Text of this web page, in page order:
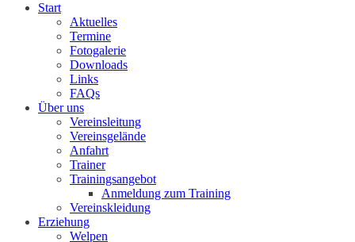
Start
Aktuelles
Termine
Fotogalerie
Downloads
Links
FAQs
Über uns
Vereinsleitung
Vereinsgelände
Anfahrt
Trainer
Trainingsangebot
Anmeldung zum Training
Vereinskleidung
Erziehung
Welpen